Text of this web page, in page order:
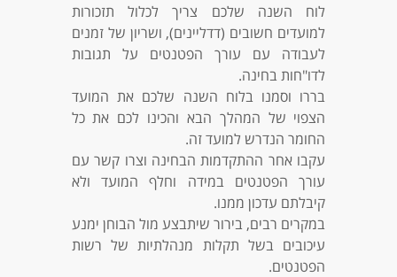
לוח השנה שלכם צריך לכלול תזכורות
למועדים חשובים (דדליינים), ושריון של זמנים
לעבודה עם עורך הפטנטים על תגובות
לדו"חות בחינה.
בררו וסמנו בלוח השנה שלכם את המועד
הצפוי של המהלך הבא והכינו לכם את כל
החומר הנדרש למועד זה.
עקבו אחר ההתקדמות הבחינה וצרו קשר עם
עורך הפטנטים במידה וחלף המועד ולא
קיבלתם עדכון ממנו.
במקרים רבים, בירור שיתבצע מול הבוחן ימנע
עיכובים בשל תקלות מנהלתיות של רשות
הפטנטים.